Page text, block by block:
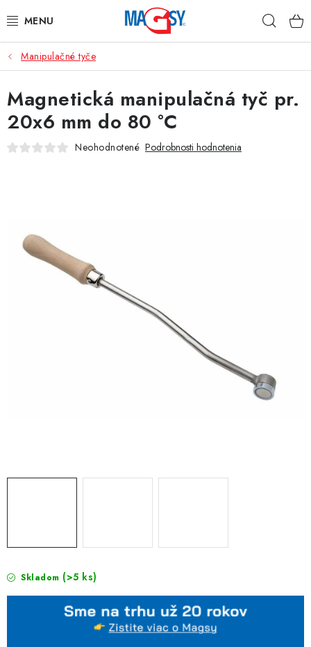
na
HLAVNÉ KATEGÓRIE
MAGNETICKÉ POMÔCKY
PRIEMYSELNÉ MAGNETY
O nás Obchodné podmienky
Kontakt
Odstúpenie od zmluvy
Manipulačné tyče
Skladom (>5 ks)
Magnetická manipulačná tyč pr.
20x6 mm do 80 °C
Neohodnotené Podrobnosti hodnotenia